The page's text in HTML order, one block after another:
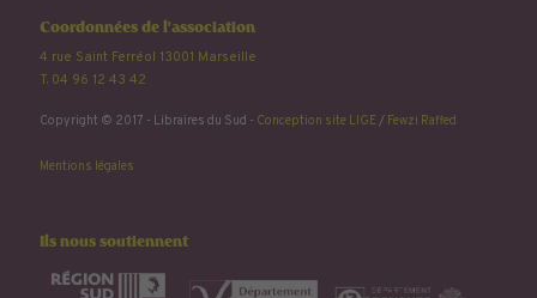
Coordonnées de l'association
4 rue Saint Ferréol 13001 Marseille
T. 04 96 12 43 42
Copyright © 2017 - Libraires du Sud - Conception site LIGE / Fewzi Raffed
Mentions légales
Ils nous soutiennent